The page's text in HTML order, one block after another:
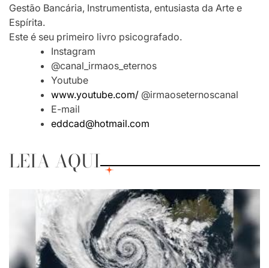
Gestão Bancária, Instrumentista, entusiasta da Arte e
Espírita.
Este é seu primeiro livro psicografado.
Instagram
@canal_irmaos_eternos
Youtube
www.youtube.com/ @irmaoseternoscanal
E-mail
eddcad@hotmail.com
LEIA AQUI